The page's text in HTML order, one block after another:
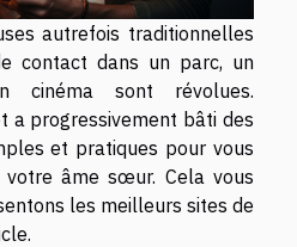
autrefois traditionnelles
contact dans un parc, un
cinéma sont révolues.
a progressivement bâti des
et pratiques pour vous
âme sœur. Cela vous
les meilleurs sites de